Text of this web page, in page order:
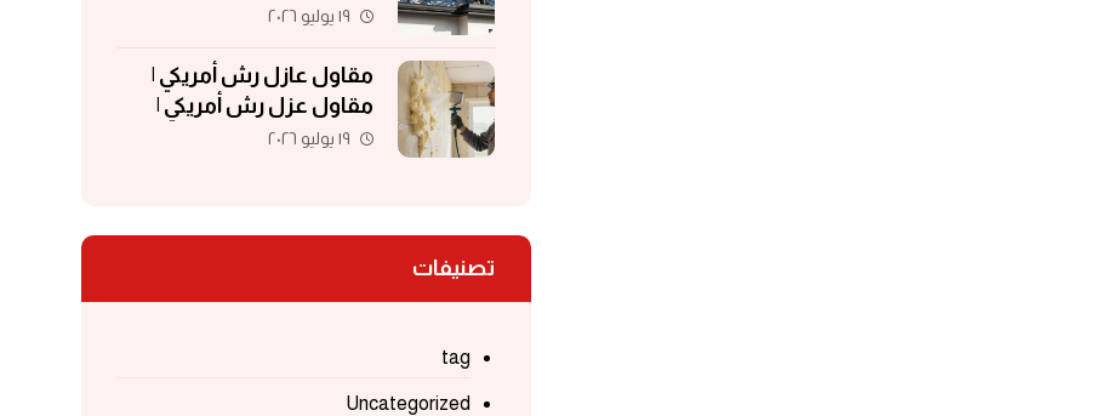
لحماية الأسطح والمباني
١٩ يوليو ٢٠٢٦
مقاول عازل رش أمريكي |
مقاول عزل رش أمريكي |
مقاول عزل فوم | مقاول
١٩ يوليو ٢٠٢٦
تصنيفات
tag
Uncategorized